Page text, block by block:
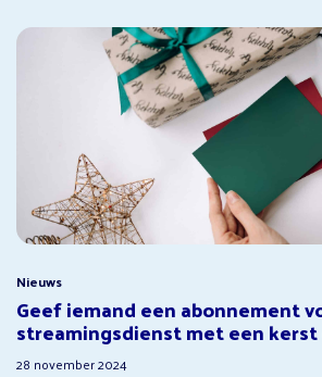
Nieuws
Geef iemand een abonnement
streamingsdienst met een kerst
28 november 2024